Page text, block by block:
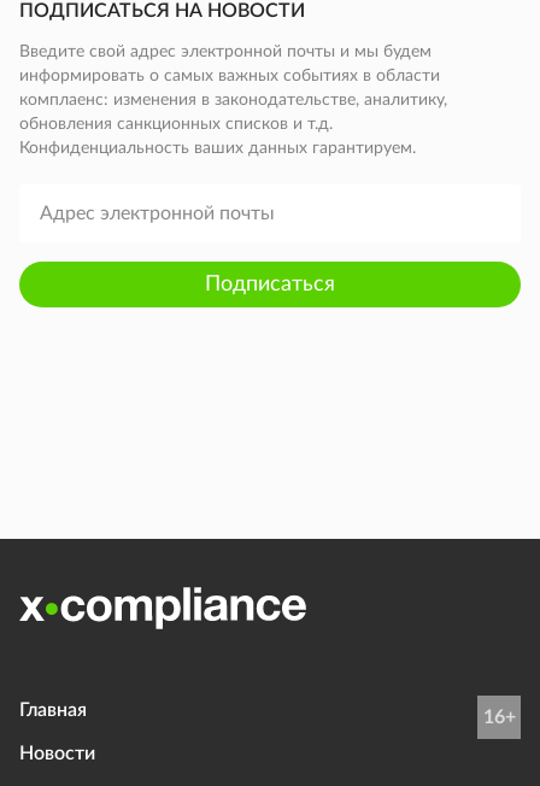
ПОДПИСАТЬСЯ НА НОВОСТИ
Введите свой адрес электронной почты и мы будем
информировать о самых важных событиях в области
комплаенс: изменения в законодательстве, аналитику,
обновления санкционных списков и т.д.
Конфиденциальность ваших данных гарантируем.
Подписаться
Главная
Новости
16+